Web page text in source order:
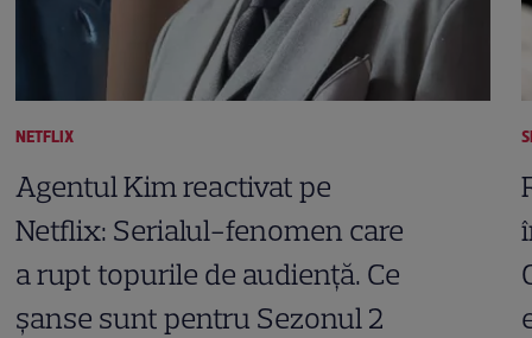
NETFLIX
Agentul Kim reactivat pe
Netflix: Serialul-fenomen care
a rupt topurile de audiență. Ce
șanse sunt pentru Sezonul 2